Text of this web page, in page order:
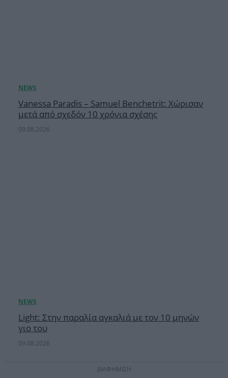
Vanessa Paradis – Samuel Benchetrit: Χώρισαν
μετά από σχεδόν 10 χρόνια σχέσης
09.08.2026
Light: Στην παραλία αγκαλιά με τον 10 μηνών
γιο του
09.08.2026
ΔΙΑΦΗΜΙΣΗ